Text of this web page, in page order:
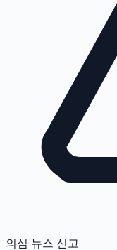
의심 뉴스 신고